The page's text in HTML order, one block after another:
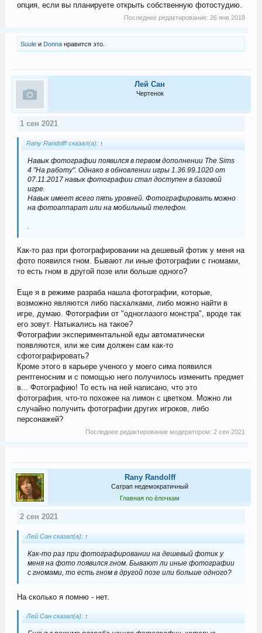
опция, если вы планируете открыть собственную фотостудию.
Последнее редактирование:26 янв 2018
Suuleи Donnaнравится это.
Лей Сан
Чертенок
1 сен 2021
Rany Randolff сказал(а): ↑
Навык фотографии появился в первом дополнении The Sims
4 "На работу". Однако в обновлении игры 1.36.99.1020 от
07.11.2017 навык фотографии стал доступен в базовой
игре.
Навык имеет всего пять уровней. Фотографировать можно
на фотоаппарат или на мобильный телефон.
.
Как-то раз при фотографировании на дешевый фотик у меня на
фото появился гном. Бывают ли иные фотографии с гномами,
то есть гном в другой позе или больше одного?
Еще я в режиме разраба нашла фотографии, которые,
возможно являются либо пасхалками, либо можно найти в
игре, думаю. Фотографии от "одноглазого монстра", вроде так
его зовут. Натыкались на такое?
Фотографии экспериментальной еды автоматически
появляются, или же сим должен сам как-то
сфотографировать?
Кроме этого в карьере ученого у моего сима появился
рентгеносним и с помощью него получилось изменить предмет
в... Фотографию! То есть на ней написано, что это
фотография, что-то похожее на лимон с цветком. Можно ли
случайно получить фотографии других игроков, либо
персонажей?
Последнее редактирование модератором:2 сен 2021
Rany Randolff
Сатрап недемократичный
Главная по ёлочкам
2 сен 2021
Лей Сан сказал(а): ↑
Как-то раз при фотографировании на дешевый фотик у
меня на фото появился гном. Бывают ли иные фотографии
с гномами, то есть гном в другой позе или больше одного?
На сколько я помню - нет.
Лей Сан сказал(а): ↑